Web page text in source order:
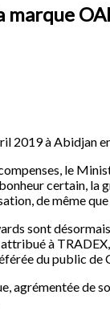
marque
2019 à Abidjan
le
certain,
de même
sont
à
du public de
agrémentée de